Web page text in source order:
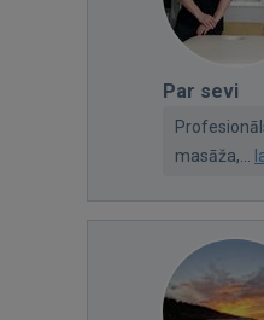
Par sevi
masāža,...